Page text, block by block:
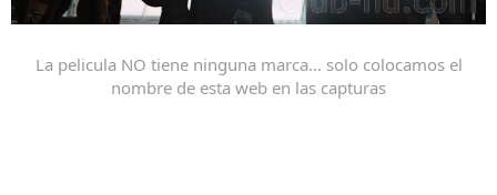
La pelicula NO tiene ninguna marca... solo colocamos el
nombre de esta web en las capturas